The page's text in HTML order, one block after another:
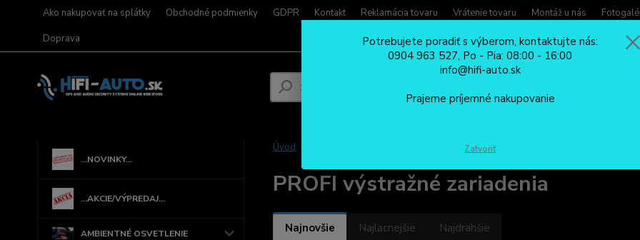
Ako nakupovať na splátky Obchodné podmienky GDPR Kontakt Reklamácia tovaru Vrátenie tovaru Montáž u nás
Doprava
Po -
...NOVINKY...
...AKCIE/VÝPREDAJ...
AMBIENTNÉ OSVETLENIE
Úvod MAJÁKY DO AUTA A VÝSTRAŽNÉ SVETLÁ
PROFI výstražné zariadenia
Najnovšie Najlacnejšie Najdrahšie
Potrebujete poradiť s výberom, kontaktujte nás:
0904 963 527, Po - Pia: 08:00 - 16:00
info@hifi-auto.sk
Prajeme príjemné nakupovanie
Zatvoriť